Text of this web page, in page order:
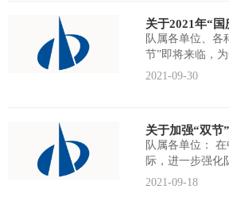
关于2021年“
队属各单位、各
节”即将来临，
工作和休息，现
2021-09-30
关于加强“双节
队属各单位： 在
际，进一步强化
则》的贯彻、落
2021-09-18